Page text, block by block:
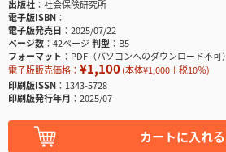
出版社
社会保険研究所
電子版ISBN
電子版発売日
2025/07/22
ページ数
42ページ判型
B5
フォーマット
PDF（パソコンへのダウンロード不可）
電子版販売価格： ¥1,100(本体¥1,000＋税10％)
印刷版ISSN
1343-5728
印刷版発行年月
2025/07
カートに入れる